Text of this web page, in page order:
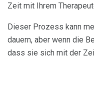
Zeit mit Ihrem
Dieser Prozess kann
dauern, aber wenn die
dass sie sich mit der